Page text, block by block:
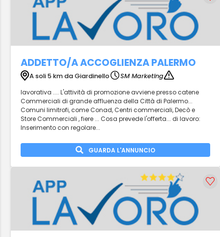
ADDETTO/A ACCOGLIENZA PALERMO
A soli 5 km da Giardinello
SM Marketing
lavorativa .... L'attività di promozione avviene presso catene
Commerciali di grande affluenza della Città di Palermo...
Comuni limitrofi, come Conad, Centri commerciali, Decò e
Store Commerciali , fiere ... Cosa prevede l'offerta... di lavoro:
Inserimento con regolare...
GUARDA L'ANNUNCIO